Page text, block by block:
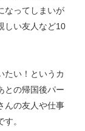
なってしまいが
しい友人など10
たい！というカ
との帰国後パー
んの友人や仕事
。